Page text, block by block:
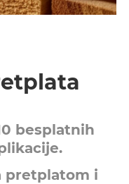
besplatnih
pretplatom i